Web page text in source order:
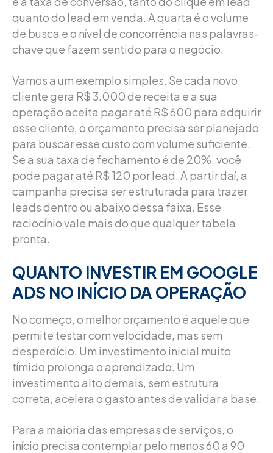
quanto do lead em venda. A quarta é o volume
de busca e o nível de concorrência nas palavras-
chave que fazem sentido para o negócio.
Vamos a um exemplo simples. Se cada novo
cliente gera R$ 3.000 de receita e a sua
operação aceita pagar até R$ 600 para adquirir
esse cliente, o orçamento precisa ser planejado
para buscar esse custo com volume suficiente.
Se a sua taxa de fechamento é de 20%, você
pode pagar até R$ 120 por lead. A partir daí, a
campanha precisa ser estruturada para trazer
leads dentro ou abaixo dessa faixa. Esse
raciocínio vale mais do que qualquer tabela
pronta.
QUANTO INVESTIR EM GOOGLE
ADS NO INÍCIO DA OPERAÇÃO
No começo, o melhor orçamento é aquele que
permite testar com velocidade, mas sem
desperdício. Um investimento inicial muito
tímido prolonga o aprendizado. Um
investimento alto demais, sem estrutura
correta, acelera o gasto antes de validar a base.
Para a maioria das empresas de serviços, o
início precisa contemplar pelo menos 60 a 90